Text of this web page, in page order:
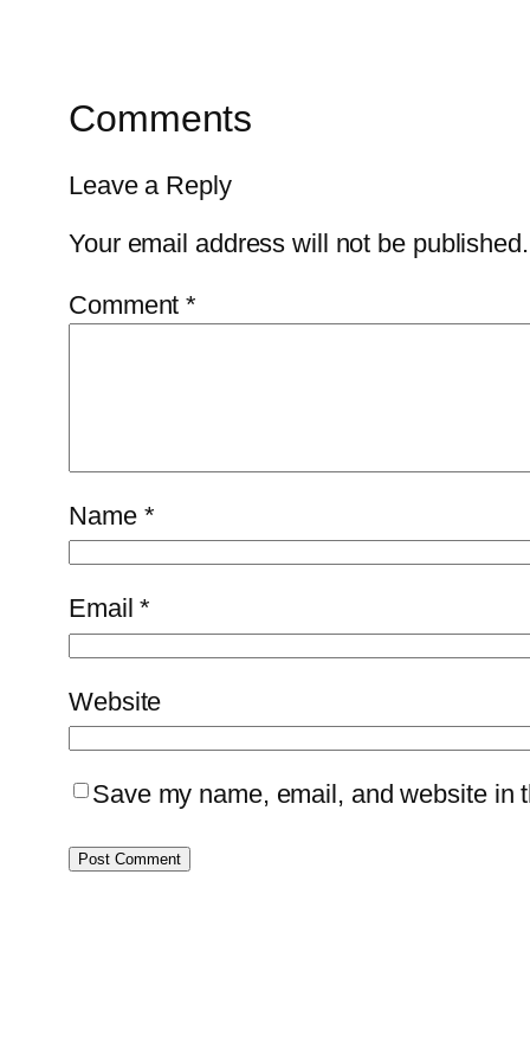
Comments
Leave a Reply
Your email address will not be published.
Comment*
Name *
Email*
Website
Save my name, email, and website in